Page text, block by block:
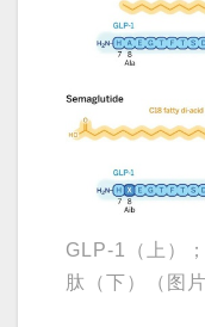
GLP-1（上）
肽（下）（图